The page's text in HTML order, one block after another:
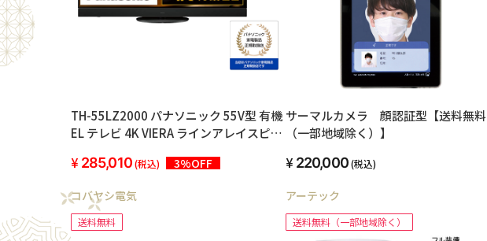
TH-55LZ2000 パナソニック 55V型 有機
EL テレビ 4K VIERA ラインアレイスピー
+ 転倒防止スタンド 2022年モデル
285,010(税込) 3%OFF
コバヤシ電気
送料無料
サーマルカメラ 顔認証型【送料無料
（一部地域除く）】
220,000(税込)
アーテック
送料無料（一部地域除く）